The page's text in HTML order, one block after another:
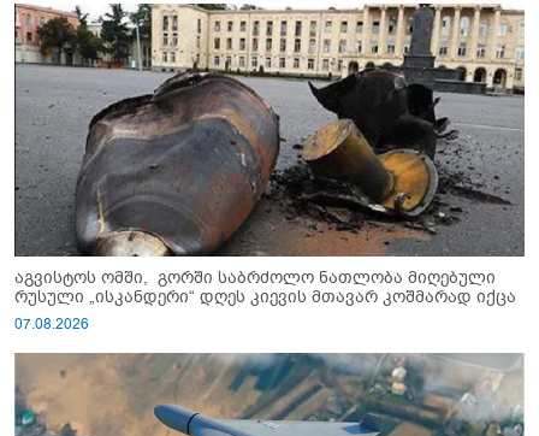
აგვისტოს ომში, გორში საბრძოლო ნათლობა მიღებული
რუსული „ისკანდერი“ დღეს კიევის მთავარ კოშმარად იქცა
07.08.2026